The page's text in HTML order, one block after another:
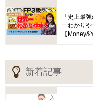
「史上最
一わかり
【
新着記事